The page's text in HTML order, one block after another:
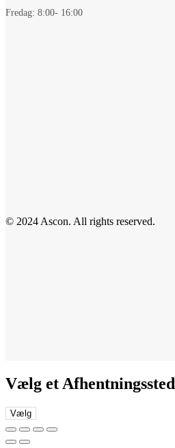
Fredag: 8:00- 16:00
© 2024 Ascon. All rights reserved.
Vælg et Afhentningssted
Vælg